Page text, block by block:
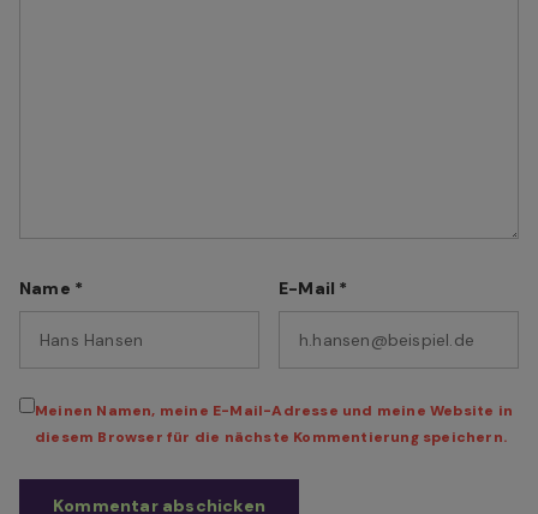
Name * E-Mail *
Meinen Namen, meine E-Mail-Adresse und meine Website in
diesem Browser für die nächste Kommentierung speichern.